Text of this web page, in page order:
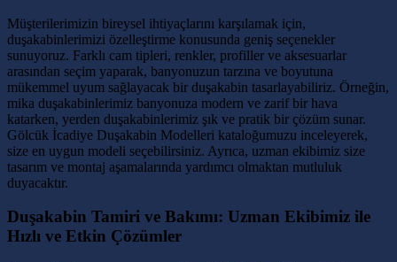
Müşterilerimizin bireysel ihtiyaçlarını karşılamak için,
duşakabinlerimizi özelleştirme konusunda geniş seçenekler
sunuyoruz. Farklı cam tipleri, renkler, profiller ve aksesuarlar
arasından seçim yaparak, banyonuzun tarzına ve boyutuna
mükemmel uyum sağlayacak bir duşakabin tasarlayabiliriz. Örneğin,
mika duşakabinlerimiz banyonuza modern ve zarif bir hava
katarken, yerden duşakabinlerimiz şık ve pratik bir çözüm sunar.
Gölcük İcadiye Duşakabin Modelleri kataloğumuzu inceleyerek,
size en uygun modeli seçebilirsiniz. Ayrıca, uzman ekibimiz size
tasarım ve montaj aşamalarında yardımcı olmaktan mutluluk
duyacaktır.
Duşakabin Tamiri ve Bakımı: Uzman Ekibimiz ile
Hızlı ve Etkin Çözümler